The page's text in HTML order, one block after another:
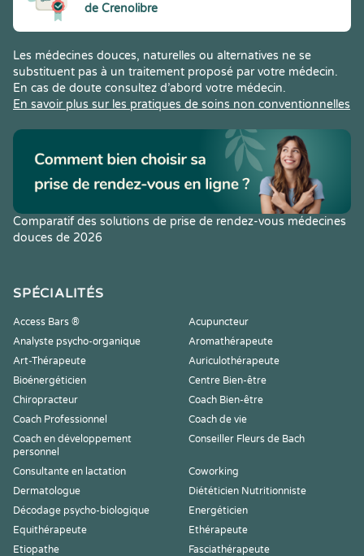
de Crenolibre
Les médecines douces, naturelles ou alternatives ne se
substituent pas à un traitement proposé par votre médecin.
En cas de doute consultez d’abord votre médecin.
En savoir plus sur les pratiques de soins non conventionnelles
Comparatif des solutions de prise de rendez-vous médecines
douces de 2026
SPÉCIALITÉS
Access Bars ®
Acupuncteur
Analyste psycho-organique
Aromathérapeute
Art-Thérapeute
Auriculothérapeute
Bioénergéticien
Centre Bien-être
Chiropracteur
Coach Bien-être
Coach Professionnel
Coach de vie
Coach en développement
personnel
Conseiller Fleurs de Bach
Consultante en lactation
Coworking
Dermatologue
Diététicien Nutritionniste
Décodage psycho-biologique
Energéticien
Equithérapeute
Ethérapeute
Etiopathe
Fasciathérapeute